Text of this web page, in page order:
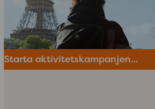
Starta aktivitetskampanjen...